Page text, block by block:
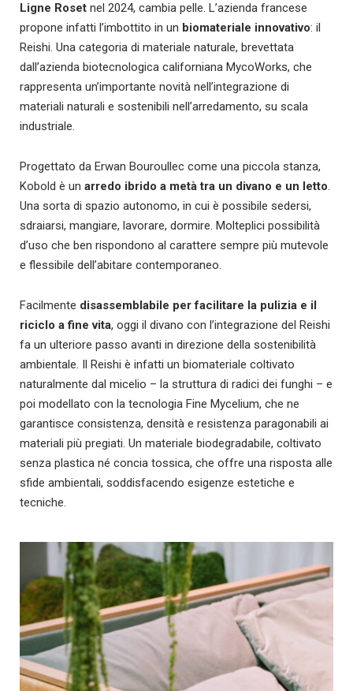
Ligne Roset nel 2024, cambia pelle. L’azienda francese
propone infatti l’imbottito in un biomateriale innovativo: il
Reishi. Una categoria di materiale naturale, brevettata
dall’azienda biotecnologica californiana MycoWorks, che
rappresenta un’importante novità nell’integrazione di
materiali naturali e sostenibili nell’arredamento, su scala
industriale.
Progettato da Erwan Bouroullec come una piccola stanza,
Kobold è un arredo ibrido a metà tra un divano e un letto.
Una sorta di spazio autonomo, in cui è possibile sedersi,
sdraiarsi, mangiare, lavorare, dormire. Molteplici possibilità
d’uso che ben rispondono al carattere sempre più mutevole
e flessibile dell’abitare contemporaneo.
Facilmente disassemblabile per facilitare la pulizia e il
riciclo a fine vita, oggi il divano con l’integrazione del Reishi
fa un ulteriore passo avanti in direzione della sostenibilità
ambientale. Il Reishi è infatti un biomateriale coltivato
naturalmente dal micelio – la struttura di radici dei funghi – e
poi modellato con la tecnologia Fine Mycelium, che ne
garantisce consistenza, densità e resistenza paragonabili ai
materiali più pregiati. Un materiale biodegradabile, coltivato
senza plastica né concia tossica, che offre una risposta alle
sfide ambientali, soddisfacendo esigenze estetiche e
tecniche.